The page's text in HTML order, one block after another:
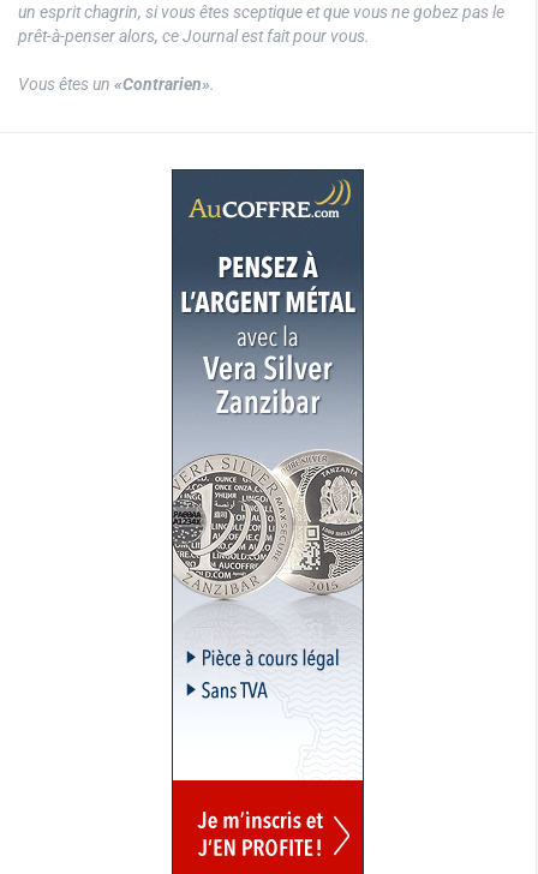
un esprit chagrin, si vous êtes sceptique et que vous ne gobez pas le
prêt-à-penser alors, ce Journal est fait pour vous.
Vous êtes un «Contrarien».